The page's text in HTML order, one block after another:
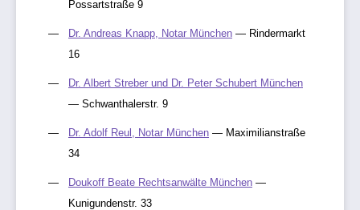
Possartstraße 9
Dr. Andreas Knapp, Notar München — Rindermarkt
16
Dr. Albert Streber und Dr. Peter Schubert München
— Schwanthalerstr. 9
Dr. Adolf Reul, Notar München — Maximilianstraße
34
Doukoff Beate Rechtsanwälte München —
Kunigundenstr. 33